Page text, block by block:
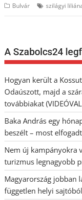
Bulvár szilágyi
A Szabolcs24
Hogyan került a
Odaúszott, majd a
továbbiakat
Baka András egy
beszélt – most
Nem új kampányokra
turizmus legnagyobb
Magyarország jobban
független helyi sajtóból